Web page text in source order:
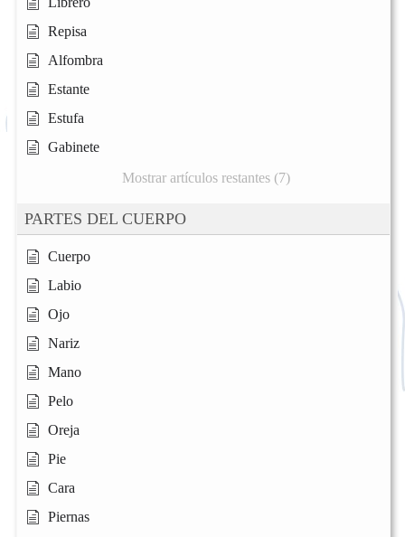
Repisa
Alfombra
Estante
Estufa
Gabinete
Mostrar artículos restantes (7)
PARTES DEL CUERPO
Cuerpo
Labio
Ojo
Nariz
Mano
Pelo
Oreja
Pie
Cara
Piernas